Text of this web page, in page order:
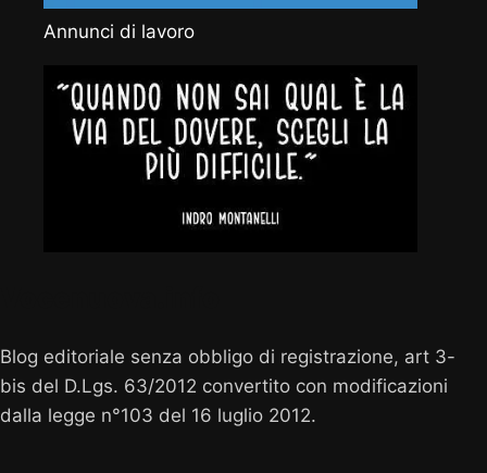
Annunci di lavoro
Blog editoriale senza obbligo di registrazione, art 3-
bis del D.Lgs. 63/2012 convertito con modificazioni
dalla legge n°103 del 16 luglio 2012.